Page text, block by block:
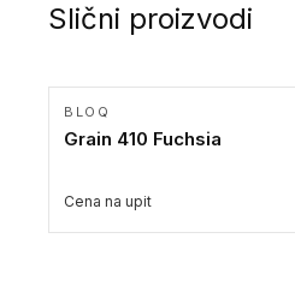
Slični proizvodi
BLOQ
Grain 410 Fuchsia
Cena na upit